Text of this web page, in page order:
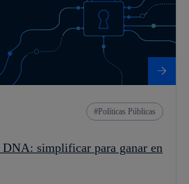
Políticas Públicas
simplificar para ganar en